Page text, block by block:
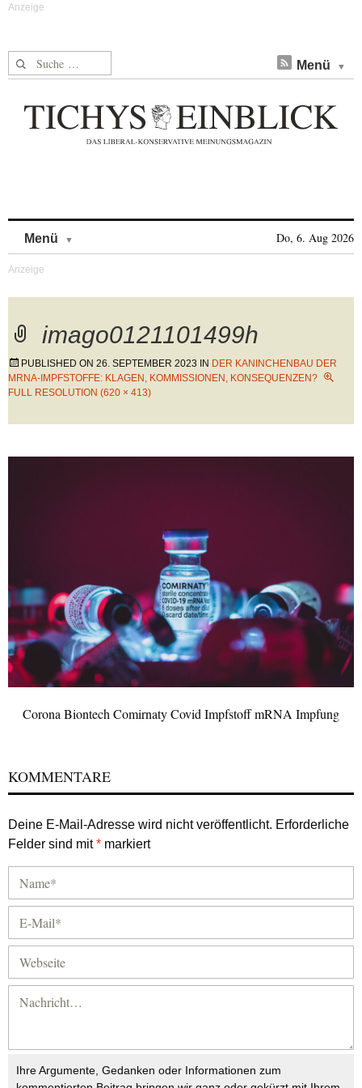
Suche nach: Menü
Menü Do, 6. Aug 2026
imago0121101499h
PUBLISHED ON 26. SEPTEMBER 2023 IN DER KANINCHENBAU DER
MRNA-IMPFSTOFFE: KLAGEN, KOMMISSIONEN, KONSEQUENZEN?
FULL RESOLUTION (620 × 413)
Corona Biontech Comirnaty Covid Impfstoff mRNA Impfung
KOMMENTARE
Deine E-Mail-Adresse wird nicht veröffentlicht. Erforderliche
Felder sind mit* markiert
Ihre Argumente, Gedanken oder Informationen zum